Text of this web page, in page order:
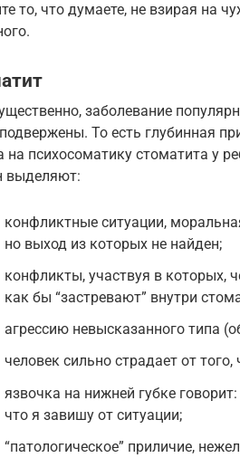
то, что думаете, не взирая на
заболевание
То есть глубинная
на психосоматику стоматита у
выделяют:
конфликтные ситуации,
но выход из которых не найден;
конфликты, участвуя в которых,
как бы “застревают” внутри
агрессию невысказанного типа
человек сильно страдает от
язвочка на нижней губке
что я завишу от ситуации;
“патологическое” приличие,